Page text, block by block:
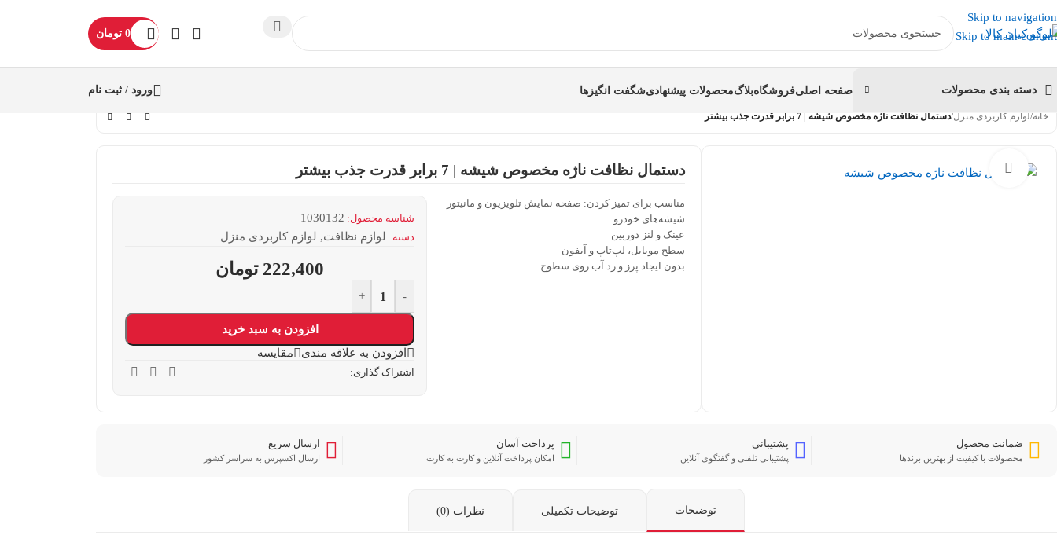
Skip to navigation
Skip to main content
0 تومان
دسته بندی محصولات صفحه اصلیفروشگاهبلاگمحصولات پیشنهادیشگفت انگیزها ورود / ثبت نام
خانه/لوازم کاربردی منزل/دستمال نظافت ناژه مخصوص شیشه | 7 برابر قدرت جذب بیشتر
بزرگنمایی تصویر دستمال نظافت ناژه مخصوص شیشه | 7 برابر قدرت جذب بیشتر
مناسب برای تمیز کردن: صفحه نمایش تلویزیون و مانیتور
شیشه‌های خودرو
عینک و لنز دوربین
سطح موبایل، لپ‌تاپ و آیفون
بدون ایجاد پرز و رد آب روی سطوح
شناسه محصول: 1030132
دسته: لوازم نظافت, لوازم کاربردی منزل
222,400 تومان
-
+
افزودن به سبد خرید
افزودن به علاقه مندی
مقایسه
اشتراک گذاری:
ضمانت محصول
محصولات با کیفیت از بهترین برندها
پشتیبانی
پشتیبانی تلفنی و گفتگوی آنلاین
پرداخت آسان
امکان پرداخت آنلاین و کارت به کارت
ارسال سریع
ارسال اکسپرس به سراسر کشور
توضیحات توضیحات تکمیلی نظرات (0)